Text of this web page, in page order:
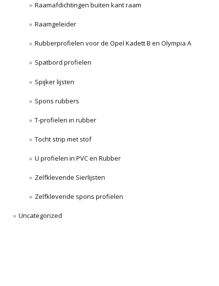
Raamafdichtingen buiten kant raam
Raamgeleider
Rubberprofielen voor de Opel Kadett B en Olympia A
Spatbord profielen
Spijker lijsten
Spons rubbers
T-profielen in rubber
Tocht strip met stof
U profielen in PVC en Rubber
Zelfklevende Sierlijsten
Zelfklevende spons profielen
Uncategorized